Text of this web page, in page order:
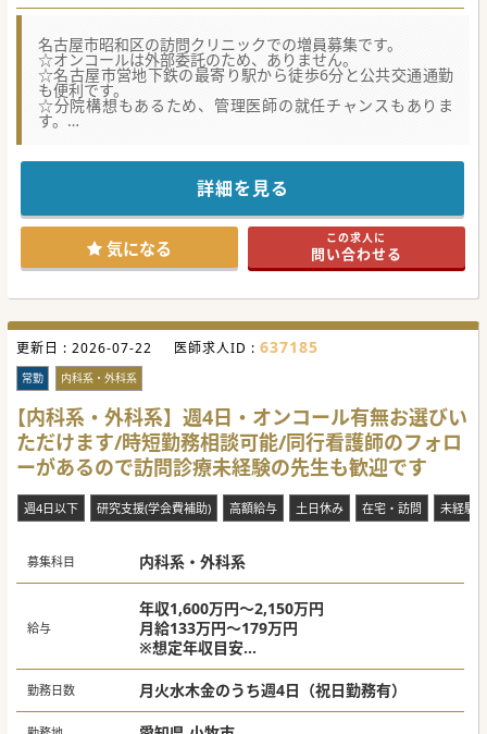
名古屋市昭和区の訪問クリニックでの増員募集です。
☆オンコールは外部委託のため、ありません。
☆名古屋市営地下鉄の最寄り駅から徒歩6分と公共交通通勤
も便利です。
☆分院構想もあるため、管理医師の就任チャンスもありま
す。
名古屋市内に訪問診療クリニックを運営しております。
登録患者数は1,000名を超えてなお年々増加しております。
現在、常勤医師7名体制となっておりますが、将来的な分院
構想もあり増員募集となります。
オンコールは代行業者に委託しているため、ありません。
土曜日もしくは日曜日の日中帯の勤務をお願いしております
が、別途手当を支給しているため、年収2,500万円可能で
す。
め、訪問診療に興味があるが内科対応や手技面、使用薬剤に
不安がある先生にもお勧めです。
往診同行やお試し勤務などもご相談ください。
#秋入職可
詳細を見る
気になる この求人に
問い合わせる
更新日 : 2026-07-22 医師求人ID : 637185
常勤 内科系・外科系
【内科系・外科系】週4日・オンコール有無お選びい
ただけます/時短勤務相談可能/同行看護師のフォロ
ーがあるので訪問診療未経験の先生も歓迎です
週4日以下 研究支援(学会費補助) 高額給与 土日休み 在宅・訪問 未経験
募集科目 内科系・外科系
給与
年収1,600万円～2,150万円
月給133万円～179万円
※想定年収目安
オンコール無し：年収1,600万円
オンコール有（平日週1日）：年収1,900万円
オンコール有（平日週1日＋準夜週1回）：年
収2,150万円
勤務日数 月火水木金のうち週4日（祝日勤務有）